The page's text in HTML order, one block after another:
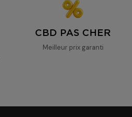
CBD PAS CHER
Meilleur prix garanti